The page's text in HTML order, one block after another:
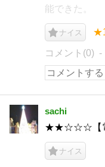
能できた。
ナイス
コメント(0)
sachi
★★☆☆☆【電
ナイス